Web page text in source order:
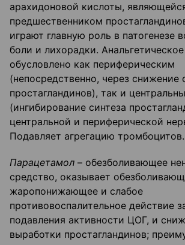
арахидоновой кислоты,
предшественником
играют главную роль в патогенезе
боли и лихорадки.
обусловлено как периферическим
(непосредственно, через снижение
простагландинов), так и
(ингибирование синтеза
центральной и периферической
Подавляет агрегацию тромбоцитов.
Парацетамол – обезболивающее
средство, оказывает
жаропонижающее и слабое
противовоспалительное действие
подавления активности ЦОГ, и
выработки простагландинов;